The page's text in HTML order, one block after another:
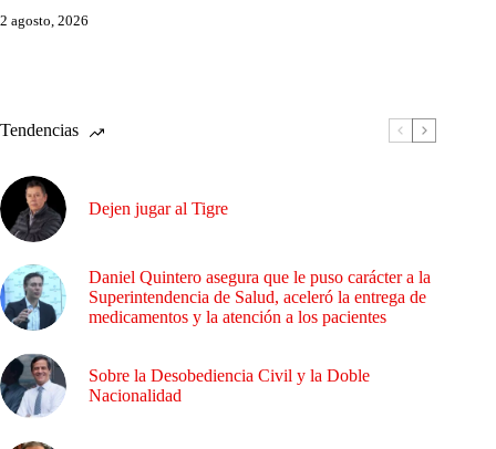
2 agosto, 2026
Tendencias
Dejen jugar al Tigre
Daniel Quintero asegura que le puso carácter a la
Superintendencia de Salud, aceleró la entrega de
medicamentos y la atención a los pacientes
Sobre la Desobediencia Civil y la Doble
Nacionalidad